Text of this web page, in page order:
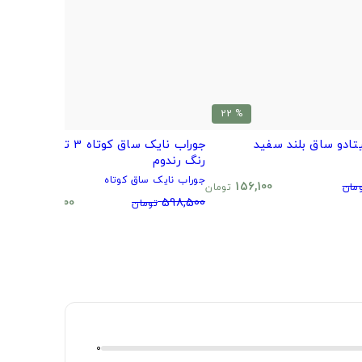
% 22
ساق بلند سفید
156,100 تومان
جوراب نایک ساق کوتاه 3 تایی طرح و
رنگ رندوم
جوراب نایک ساق کوتاه
598,500 تومان 480,500
0